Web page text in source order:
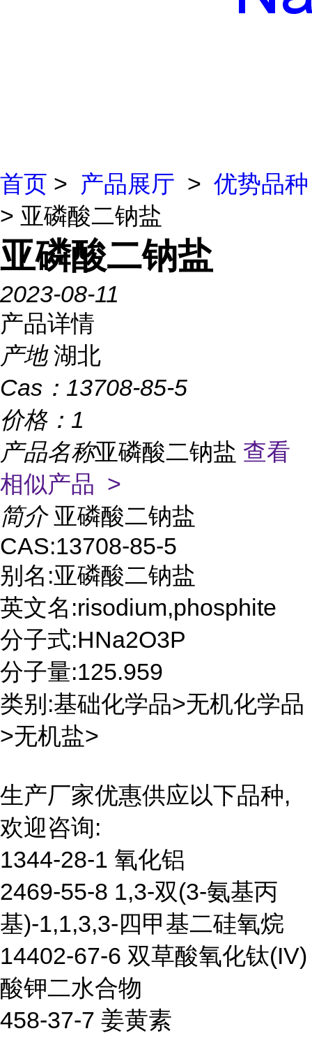
首页 > 产品展厅 > 优势品种
> 亚磷酸二钠盐
亚磷酸二钠盐
2023-08-11
产品详情
产地 湖北
Cas： 13708-85-5
价格： 1
产品名称亚磷酸二钠盐 查看
相似产品 >
简介 亚磷酸二钠盐
CAS:13708-85-5
别名:亚磷酸二钠盐
英文名:risodium,phosphite
分子式:HNa2O3P
分子量:125.959
类别:基础化学品>无机化学品
>无机盐>
生产厂家优惠供应以下品种,
欢迎咨询:
1344-28-1 氧化铝
2469-55-8 1,3-双(3-氨基丙
基)-1,1,3,3-四甲基二硅氧烷
14402-67-6 双草酸氧化钛(IV)
酸钾二水合物
458-37-7 姜黄素